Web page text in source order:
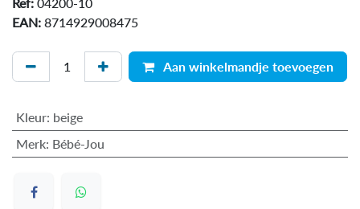
EAN: 8714929008475
Aan winkelmandje toevoegen
Kleur: beige
Merk: Bébé-Jou